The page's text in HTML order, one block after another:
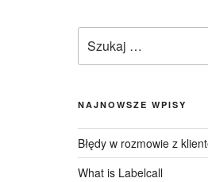
NAJNOWSZE WPISY
Błędy w rozmowie z
What is Labelcall